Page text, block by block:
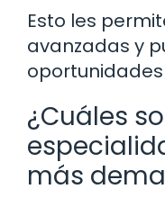
Esto les
avanzadas y
¿Cuáles
más